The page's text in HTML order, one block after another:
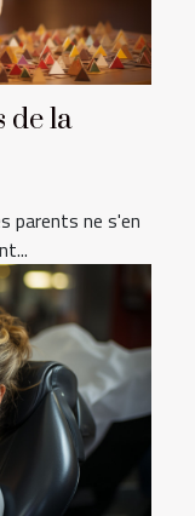
de la
parents ne s'en